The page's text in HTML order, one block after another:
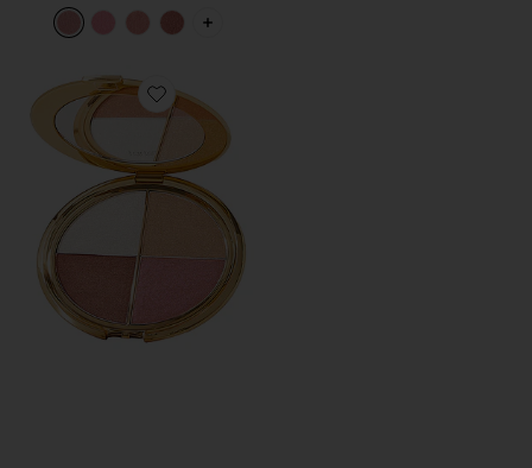
PLUS ICON TO SEE MORE OPTIONS
Favorite GLOW WARDROBE HIGHLIGHTING